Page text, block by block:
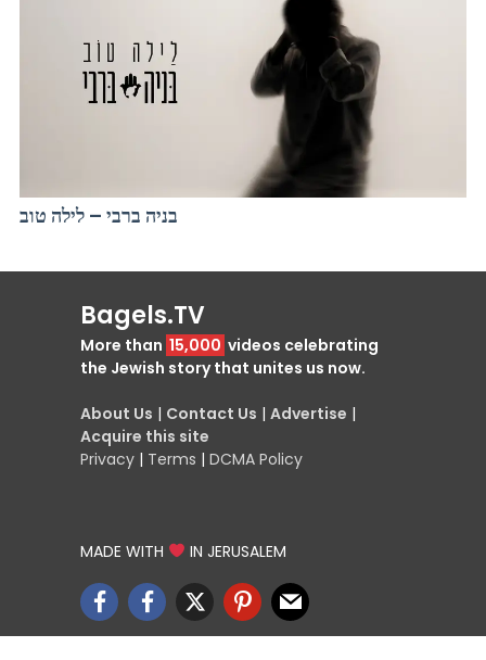
בניה ברבי – לילה טוב
Bagels.TV
More than 15,000 videos celebrating
the Jewish story that unites us now.
About Us | Contact Us | Advertise |
Acquire this site
Privacy | Terms | DCMA Policy
MADE WITH IN JERUSALEM